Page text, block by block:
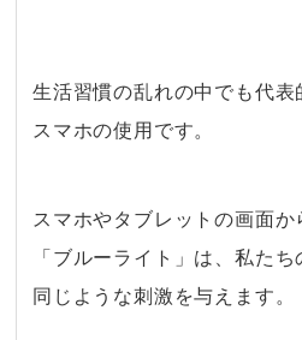
生活習慣の乱れの中でも代
スマホの使用です。
スマホやタブレットの画面か
「ブルーライト」は、私た
同じような刺激を与えます。